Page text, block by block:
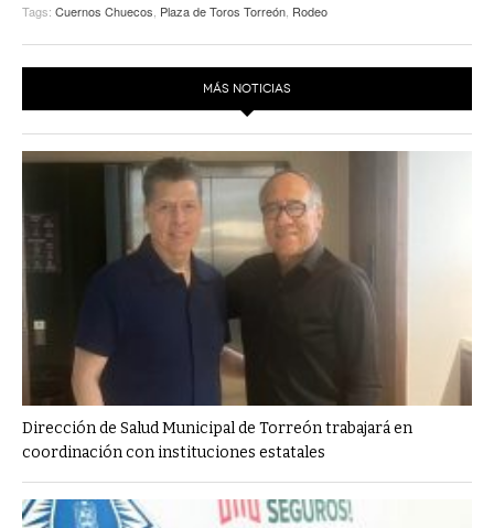
Tags: Cuernos Chuecos, Plaza de Toros Torreón, Rodeo
MÁS NOTICIAS
Dirección de Salud Municipal de Torreón trabajará en
coordinación con instituciones estatales